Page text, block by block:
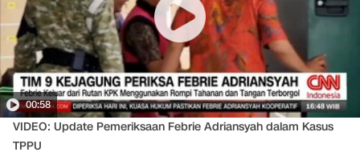
00:58
VIDEO: Update Pemeriksaan Febrie Adriansyah dalam Kasus
TPPU